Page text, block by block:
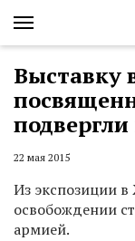
Выставку
22 мая 2015
Из экспозиции
освобождении
армией.